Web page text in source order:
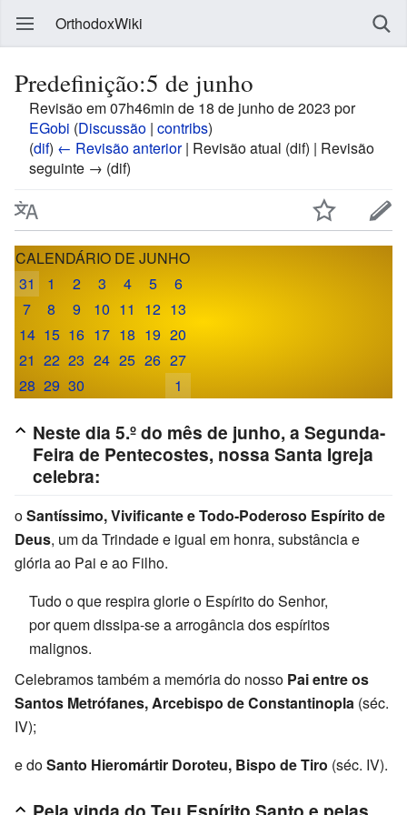
OrthodoxWiki
Predefinição:5 de junho
Revisão em 07h46min de 18 de junho de 2023 por
EGobi (Discussão | contribs)
(dif) ← Revisão anterior| Revisão atual (dif) | Revisão
seguinte → (dif)
CALENDÁRIO DE JUNHO
31
1 2 3 4 5
6
7
8 9 10 11 12 13
14 15 16 17 18 19 20
21 22 23 24 25 26 27
28 29 30 1
Neste dia 5.º do mês de junho, a Segunda-
Feira de Pentecostes, nossa Santa Igreja
celebra:
oSantíssimo, Vivificante e Todo-Poderoso Espírito de
Deus, um da Trindade e igual em honra, substância e
glória ao Pai e ao Filho.
Tudo o que respira glorie o Espírito do Senhor,
por quem dissipa-se a arrogância dos espíritos
malignos.
Celebramos também a memória do nosso Pai entre os
Santos Metrófanes, Arcebispo de Constantinopla (séc.
IV);
e doSanto Hieromártir Doroteu, Bispo de Tiro (séc. IV).